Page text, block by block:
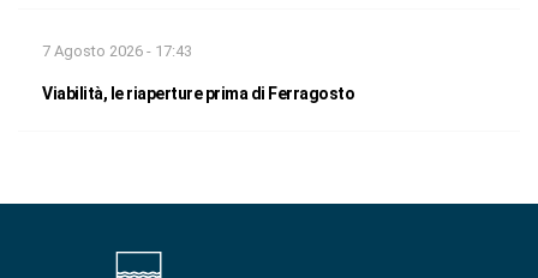
7 Agosto 2026 - 17:43
Viabilità, le riaperture prima di Ferragosto